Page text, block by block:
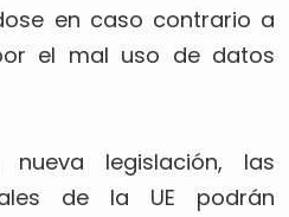
en caso contrario a
el mal uso de datos
legislación, las
de la UE podrán